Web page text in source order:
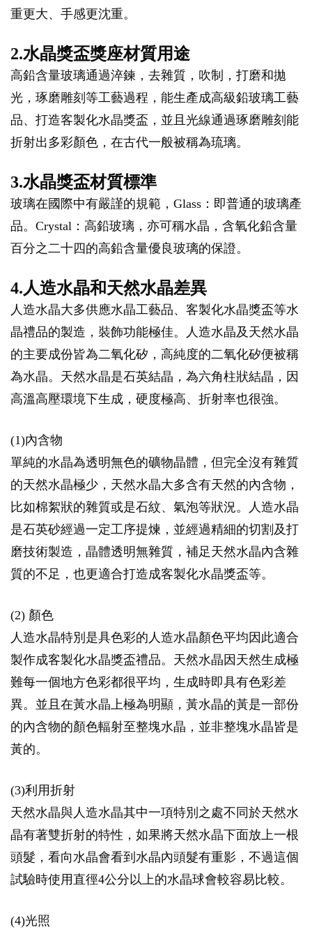
重更大、手感更沈重。
2.水晶獎盃獎座材質用途
高鉛含量玻璃通過淬鍊，去雜質，吹制，打磨和拋
光，琢磨雕刻等工藝過程，能生產成高級鉛玻璃工藝
品、打造客製化水晶獎盃，並且光線通過琢磨雕刻能
折射出多彩顏色，在古代一般被稱為琉璃。
3.水晶獎盃材質標準
玻璃在國際中有嚴謹的規範，Glass：即普通的玻璃產
品。Crystal：高鉛玻璃，亦可稱水晶，含氧化鉛含量
百分之二十四的高鉛含量優良玻璃的保證。
4.人造水晶和天然水晶差異
人造水晶大多供應水晶工藝品、客製化水晶獎盃等水
晶禮品的製造，裝飾功能極佳。人造水晶及天然水晶
的主要成份皆為二氧化矽，高純度的二氧化矽便被稱
為水晶。天然水晶是石英結晶，為六角柱狀結晶，因
高溫高壓環境下生成，硬度極高、折射率也很強。
(1)內含物
單純的水晶為透明無色的礦物晶體，但完全沒有雜質
的天然水晶極少，天然水晶大多含有天然的內含物，
比如棉絮狀的雜質或是石紋、氣泡等狀況。人造水晶
是石英砂經過一定工序提煉，並經過精細的切割及打
磨技術製造，晶體透明無雜質，補足天然水晶內含雜
質的不足，也更適合打造成客製化水晶獎盃等。
(2) 顏色
人造水晶特別是具色彩的人造水晶顏色平均因此適合
製作成客製化水晶獎盃禮品。天然水晶因天然生成極
難每一個地方色彩都很平均，生成時即具有色彩差
異。並且在黃水晶上極為明顯，黃水晶的黃是一部份
的內含物的顏色輻射至整塊水晶，並非整塊水晶皆是
黃的。
(3)利用折射
天然水晶與人造水晶其中一項特別之處不同於天然水
晶有著雙折射的特性，如果將天然水晶下面放上一根
頭髮，看向水晶會看到水晶內頭髮有重影，不過這個
試驗時使用直徑4公分以上的水晶球會較容易比較。
(4)光照